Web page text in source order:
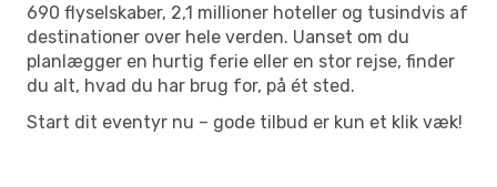
690 flyselskaber, 2,1 millioner hoteller og tusindvis af
destinationer over hele verden. Uanset om du
planlægger en hurtig ferie eller en stor rejse, finder
du alt, hvad du har brug for, på ét sted.
Start dit eventyr nu – gode tilbud er kun et klik væk!